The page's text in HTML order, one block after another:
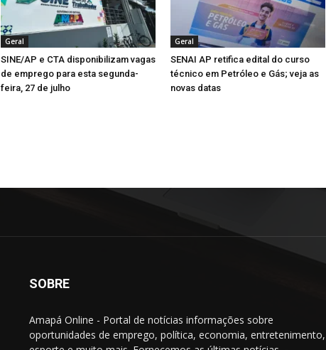
Geral
SINE/AP e CTA disponibilizam vagas
de emprego para esta segunda-
feira, 27 de julho
Geral
SENAI AP retifica edital do curso
técnico em Petróleo e Gás; veja as
novas datas
SOBRE
Amapá Online - Portal de notícias informações sobre
oportunidades de emprego, política, economia, entretenimento,